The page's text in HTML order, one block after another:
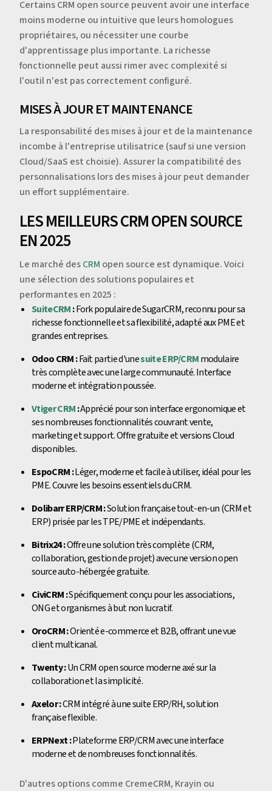
Certains CRM open source peuvent avoir une interface
moins moderne ou intuitive que leurs homologues
propriétaires, ou nécessiter une courbe
d'apprentissage plus importante. La richesse
fonctionnelle peut aussi rimer avec complexité si
l'outil n'est pas correctement configuré.
MISES À JOUR ET MAINTENANCE
La responsabilité des mises à jour et de la maintenance
incombe à l'entreprise utilisatrice (sauf si une version
Cloud/SaaS est choisie). Assurer la compatibilité des
personnalisations lors des mises à jour peut demander
un effort supplémentaire.
LES MEILLEURS CRM OPEN SOURCE
EN 2025
Le marché desCRM open source est dynamique. Voici
une sélection des solutions populaires et
performantes en 2025 :
SuiteCRM:Fork populaire de SugarCRM, reconnu pour sa
richesse fonctionnelle et sa flexibilité, adapté aux PME et
grandes entreprises.
Odoo CRM :Fait partie d'unesuite ERP/CRMmodulaire
très complète avec une large communauté. Interface
moderne et intégration poussée.
Vtiger CRM:Apprécié pour son interface ergonomique et
ses nombreuses fonctionnalités couvrant vente,
marketing et support. Offre gratuite et versions Cloud
disponibles.
EspoCRM :Léger, moderne et facile à utiliser, idéal pour les
PME. Couvre les besoins essentiels du CRM.
Dolibarr ERP/CRM :Solution française tout-en-un (CRM et
ERP) prisée par les TPE/PME et indépendants.
Bitrix24 :Offre une solution très complète (CRM,
collaboration, gestion de projet) avec une version open
source auto-hébergée gratuite.
CiviCRM :Spécifiquement conçu pour les associations,
ONG et organismes à but non lucratif.
OroCRM :Orienté e-commerce et B2B, offrant une vue
client multicanal.
Twenty :Un CRM open source moderne axé sur la
collaboration et la simplicité.
Axelor :CRM intégré à une suite ERP/RH, solution
française flexible.
ERPNext :Plateforme ERP/CRM avec une interface
moderne et de nombreuses fonctionnalités.
D'autres options comme CremeCRM, Krayin ou